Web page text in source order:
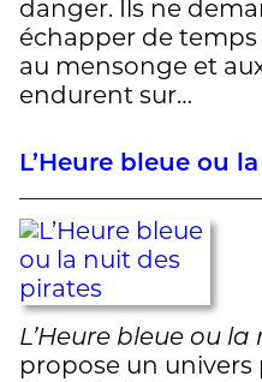
danger. Ils ne
échapper de temps
au mensonge et
endurent sur…
L’Heure bleue ou
L’Heure bleue ou
propose un